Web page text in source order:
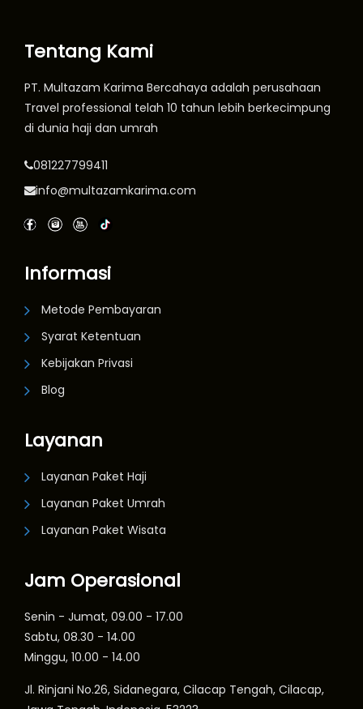
Tentang Kami
PT. Multazam Karima Bercahaya adalah perusahaan
Travel professional telah 10 tahun lebih berkecimpung
di dunia haji dan umrah
081227799411
info@multazamkarima.com
Informasi
Metode Pembayaran
Syarat Ketentuan
Kebijakan Privasi
Blog
Layanan
Layanan Paket Haji
Layanan Paket Umrah
Layanan Paket Wisata
Jam Operasional
Senin - Jumat, 09.00 - 17.00
Sabtu, 08.30 - 14.00
Minggu, 10.00 - 14.00
Jl. Rinjani No.26, Sidanegara, Cilacap Tengah, Cilacap,